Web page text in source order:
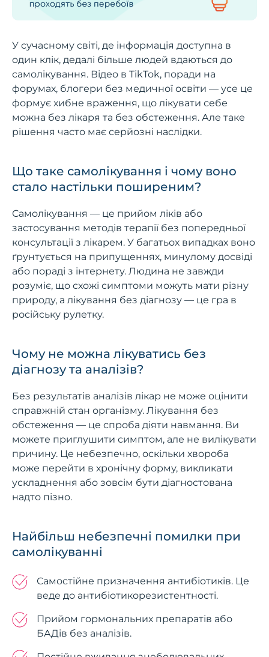
У сучасному світі, де інформація доступна в
один клік, дедалі більше людей вдаються до
самолікування. Відео в TikTok, поради на
форумах, блогери без медичної освіти — усе це
формує хибне враження, що лікувати себе
можна без лікаря та без обстеження. Але таке
рішення часто має серйозні наслідки.
Що таке самолікування і чому воно
стало настільки поширеним?
Самолікування — це прийом ліків або
застосування методів терапії без попередньої
консультації з лікарем. У багатьох випадках воно
ґрунтується на припущеннях, минулому досвіді
або пораді з інтернету. Людина не завжди
розуміє, що схожі симптоми можуть мати різну
природу, а лікування без діагнозу — це гра в
російську рулетку.
Чому не можна лікуватись без
діагнозу та аналізів?
Без результатів аналізів лікар не може оцінити
справжній стан організму. Лікування без
обстеження — це спроба діяти навмання. Ви
можете приглушити симптом, але не вилікувати
причину. Це небезпечно, оскільки хвороба
може перейти в хронічну форму, викликати
ускладнення або зовсім бути діагностована
надто пізно.
Найбільш небезпечні помилки при
самолікуванні
Самостійне призначення антибіотиків. Це
веде до антибіотикорезистентності.
Прийом гормональних препаратів або
БАДів без аналізів.